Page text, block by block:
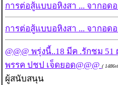
การต่อสู้แบบอหิงสา ... จากอด
การต่อสู้แบบอหิงสา ... จากอด
@@@ พรุ่งนี้..18 มีค .รักชม
พรรค ปชป เจ็ดยอด@@@ (
ผู้สนับสนุน